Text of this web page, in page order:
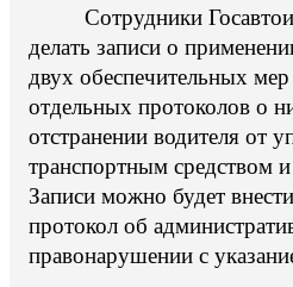
Сотрудники
делать записи о
двух обеспечительных
отдельных протоколов о
отстранении водителя от
транспортным средством
Записи можно будет
протокол об
правонарушении с